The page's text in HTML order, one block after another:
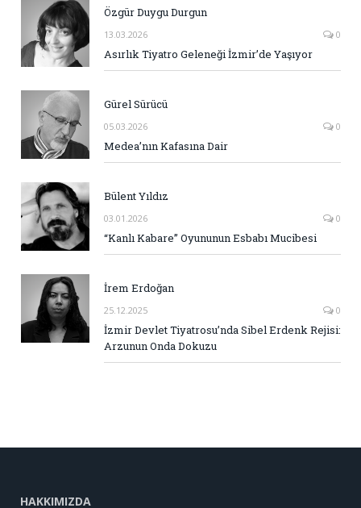
Özgür Duygu Durgun
13.03.2026 0
Asırlık Tiyatro Geleneği İzmir’de Yaşıyor
Gürel Sürücü
05.03.2026 0
Medea’nın Kafasına Dair
Bülent Yıldız
03.01.2026 0
“Kanlı Kabare” Oyununun Esbabı Mucibesi
İrem Erdoğan
25.12.2025 0
İzmir Devlet Tiyatrosu’nda Sibel Erdenk Rejisi:
Arzunun Onda Dokuzu
HAKKIMIZDA